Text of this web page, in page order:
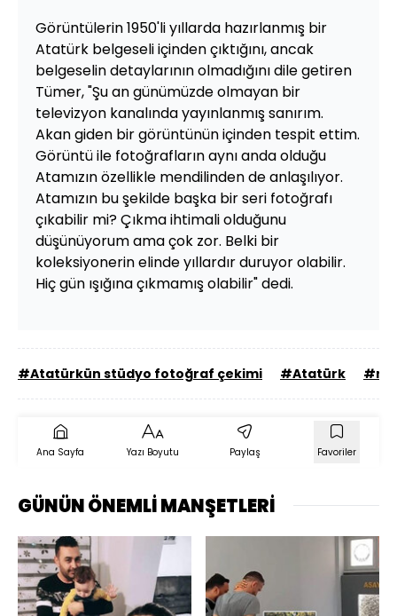
Görüntülerin 1950'li yıllarda hazırlanmış bir
Atatürk belgeseli içinden çıktığını, ancak
belgeselin detaylarının olmadığını dile getiren
Tümer, "Şu an günümüzde olmayan bir
televizyon kanalında yayınlanmış sanırım.
Akan giden bir görüntünün içinden tespit ettim.
Görüntü ile fotoğrafların aynı anda olduğu
Atamızın özellikle mendilinden de anlaşılıyor.
Atamızın bu şekilde başka bir seri fotoğrafı
çıkabilir mi? Çıkma ihtimali olduğunu
düşünüyorum ama çok zor. Belki bir
koleksiyonerin elinde yıllardır duruyor olabilir.
Hiç gün ışığına çıkmamış olabilir" dedi.
#Atatürkün stüdyo fotoğraf çekimi #Atatürk
Ana Sayfa Yazı Boyutu Paylaş Favoriler
GÜNÜN ÖNEMLİ MANŞETLERİ